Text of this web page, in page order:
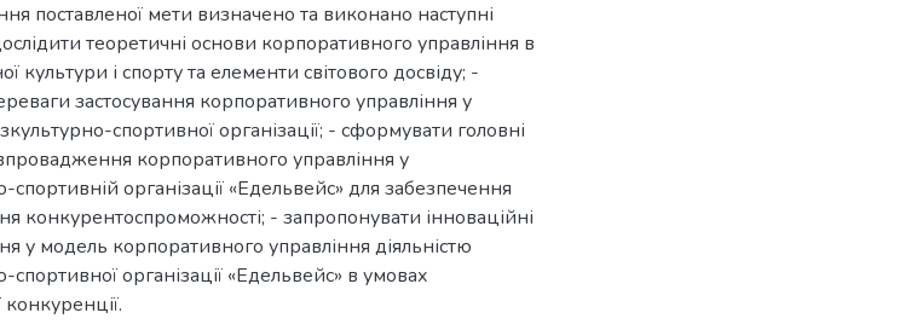
поставленої мети визначено та виконано наступні
теоретичні основи корпоративного управління в
культури і спорту та елементи світового досвіду; -
застосування корпоративного управління у
спортивної організації; - сформувати головні
корпоративного управління у
спортивній організації «Едельвейс» для забезпечення
конкурентоспроможності; - запропонувати інноваційні
у модель корпоративного управління діяльністю
спортивної організації «Едельвейс» в умовах